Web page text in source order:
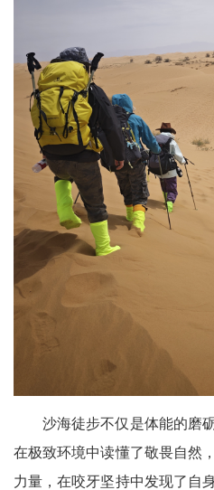
沙海徒步不仅是体能的磨
在极致环境中读懂了敬畏自然
力量，在咬牙坚持中发现了自